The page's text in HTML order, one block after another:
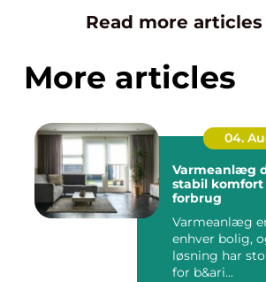
Read more
More articles
04.
Varmeanlæg
stabil komfort
forbrug
Varmeanlæg
enhver bolig,
løsning har
for b&ari...